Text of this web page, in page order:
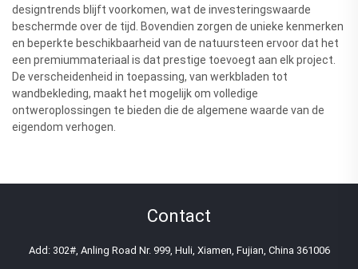
designtrends blijft voorkomen, wat de investeringswaarde
beschermde over de tijd. Bovendien zorgen de unieke kenmerken
en beperkte beschikbaarheid van de natuursteen ervoor dat het
een premiummateriaal is dat prestige toevoegt aan elk project.
De verscheidenheid in toepassing, van werkbladen tot
wandbekleding, maakt het mogelijk om volledige
ontweroplossingen te bieden die de algemene waarde van de
eigendom verhogen.
Contact
Add: 302#, Anling Road Nr. 999, Huli, Xiamen, Fujian, China 361006